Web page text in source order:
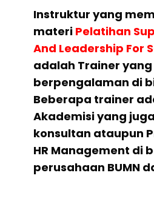
Instruktur yang
materi Pelatihan
And Leadership For
adalah Trainer
berpengalaman di
Beberapa trainer
Akademisi yang
konsultan ataupun
HR Management di
perusahaan BUMN